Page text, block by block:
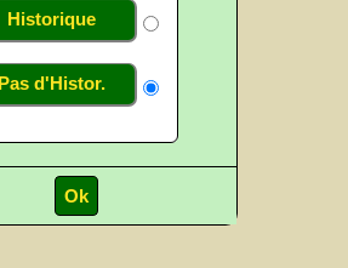
Historique
Pas d'Histor.